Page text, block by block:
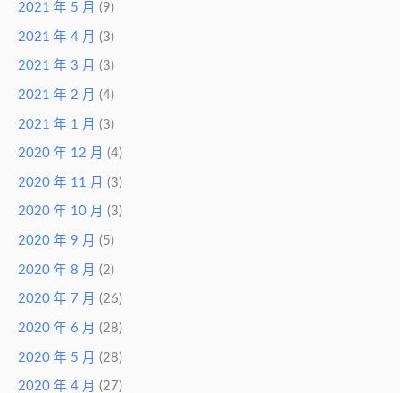
2021 年 5 月 (9)
2021 年 4 月 (3)
2021 年 3 月 (3)
2021 年 2 月 (4)
2021 年 1 月 (3)
2020 年 12 月 (4)
2020 年 11 月 (3)
2020 年 10 月 (3)
2020 年 9 月 (5)
2020 年 8 月 (2)
2020 年 7 月 (26)
2020 年 6 月 (28)
2020 年 5 月 (28)
2020 年 4 月 (27)